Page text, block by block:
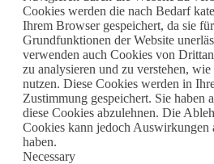
Cookies werden die nach Bedarf
Ihrem Browser gespeichert, da sie
Grundfunktionen der Website
verwenden auch Cookies von
zu analysieren und zu verstehen, wie
nutzen. Diese Cookies werden in
Zustimmung gespeichert. Sie haben
diese Cookies abzulehnen. Die
Cookies kann jedoch
haben.
Necessary